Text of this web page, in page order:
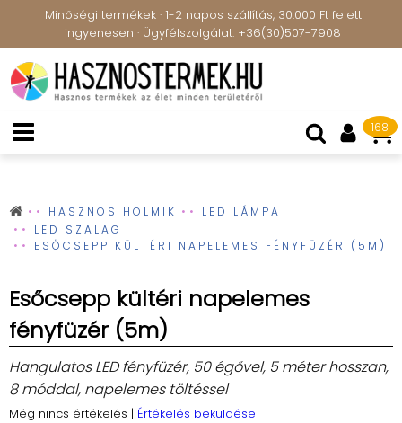
Minőségi termékek · 1-2 napos szállítás, 30.000 Ft felett
ingyenesen · Ügyfélszolgálat: +36(30)507-7908
168
HASZNOS HOLMIK
LED LÁMPA
LED SZALAG
ESŐCSEPP KÜLTÉRI NAPELEMES FÉNYFÜZÉR (5M)
Esőcsepp kültéri napelemes
fényfüzér (5m)
Hangulatos LED fényfüzér, 50 égővel, 5 méter hosszan,
8 móddal, napelemes töltéssel
Még nincs értékelés | Értékelés beküldése